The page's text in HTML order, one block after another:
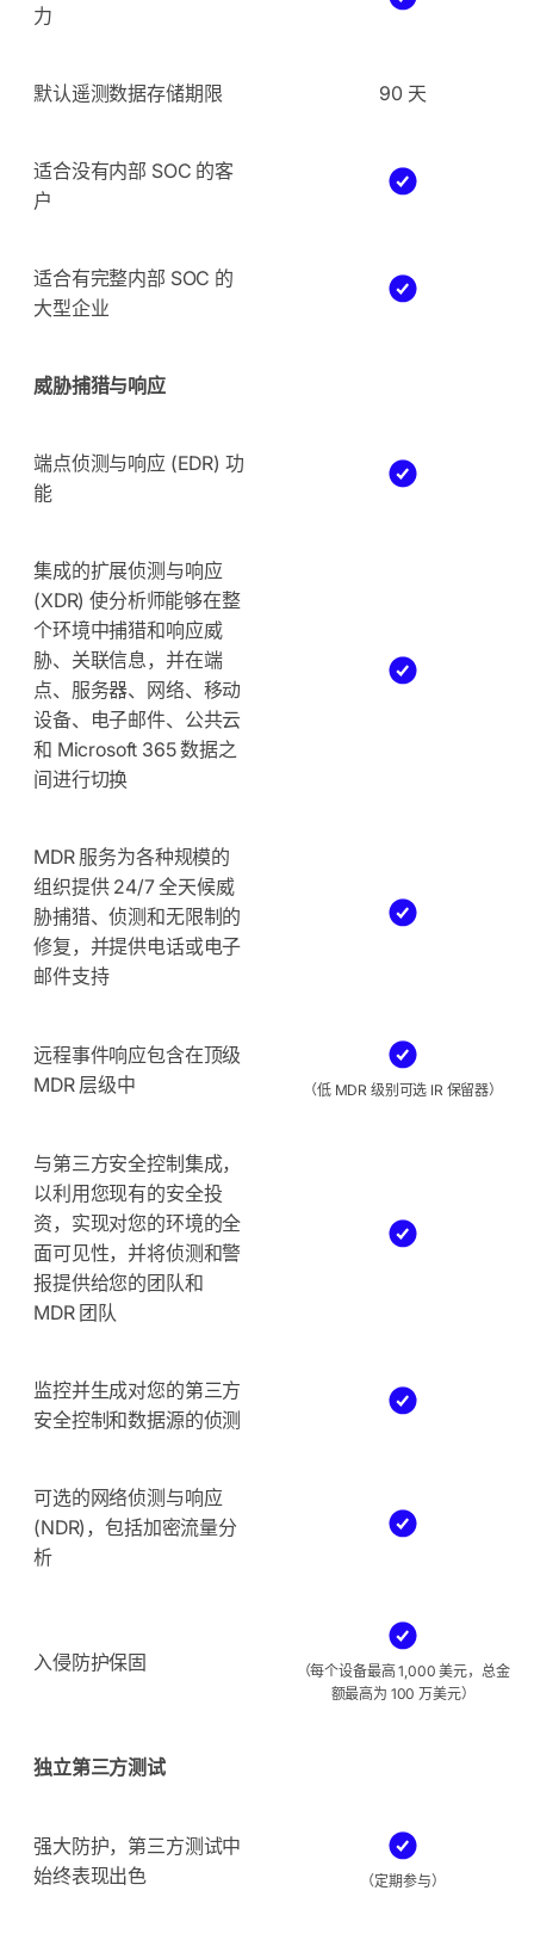
力
默认遥测数据存储期限 90 天
适合没有内部 SOC 的客
户
适合有完整内部 SOC 的
大型企业
威胁捕猎与响应
端点侦测与响应 (EDR) 功
能
集成的扩展侦测与响应
(XDR) 使分析师能够在整
个环境中捕猎和响应威
胁、关联信息，并在端
点、服务器、网络、移动
设备、电子邮件、公共云
和 Microsoft 365 数据之
间进行切换
MDR 服务为各种规模的
组织提供 24/7 全天候威
胁捕猎、侦测和无限制的
修复，并提供电话或电子
邮件支持
远程事件响应包含在顶级
MDR 层级中
（低 MDR 级别可选 IR 保留器）
与第三方安全控制集成，
以利用您现有的安全投
资，实现对您的环境的全
面可见性，并将侦测和警
报提供给您的团队和
MDR 团队
监控并生成对您的第三方
安全控制和数据源的侦测
可选的网络侦测与响应
(NDR)，包括加密流量分
析
入侵防护保固
（每个设备最高 1,000 美元，总金
额最高为 100 万美元）
独立第三方测试
强大防护，第三方测试中
始终表现出色
（定期参与）